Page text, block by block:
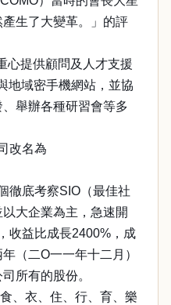
生了大變革。」的評
心提供顧問及人才支援
地域密手機網站，並協
舉辦各種研習會等多
改名為
徹底考察SIO（最佳社
大企業為主，急速開
收益比成長2400%，成
（二O一一年十二月）
所有的股份。
、衣、住、行、育、樂